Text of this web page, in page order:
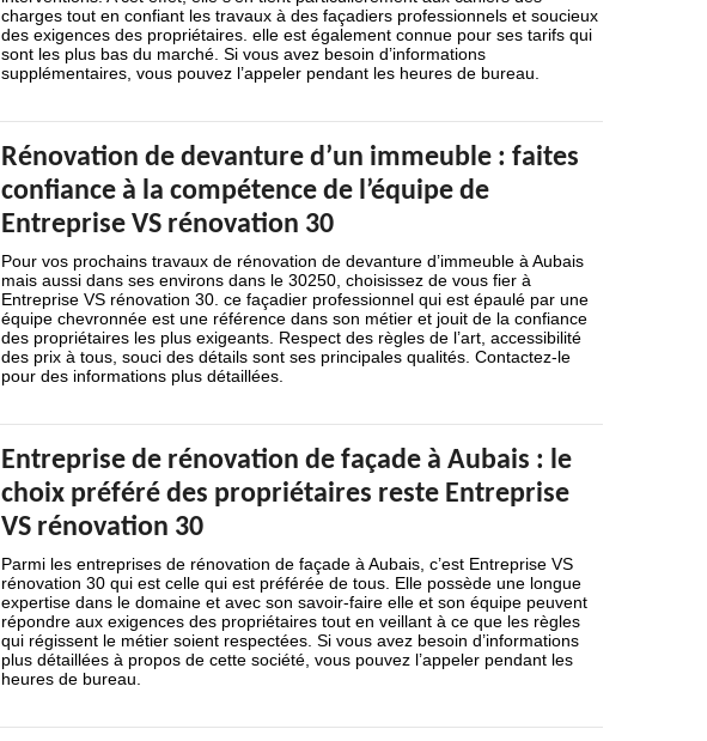
charges tout en confiant les travaux à des façadiers professionnels et soucieux
des exigences des propriétaires. elle est également connue pour ses tarifs qui
sont les plus bas du marché. Si vous avez besoin d’informations
supplémentaires, vous pouvez l’appeler pendant les heures de bureau.
Rénovation de devanture d’un immeuble : faites
confiance à la compétence de l’équipe de
Entreprise VS rénovation 30
Pour vos prochains travaux de rénovation de devanture d’immeuble à Aubais
mais aussi dans ses environs dans le 30250, choisissez de vous fier à
Entreprise VS rénovation 30. ce façadier professionnel qui est épaulé par une
équipe chevronnée est une référence dans son métier et jouit de la confiance
des propriétaires les plus exigeants. Respect des règles de l’art, accessibilité
des prix à tous, souci des détails sont ses principales qualités. Contactez-le
pour des informations plus détaillées.
Entreprise de rénovation de façade à Aubais : le
choix préféré des propriétaires reste Entreprise
VS rénovation 30
Parmi les entreprises de rénovation de façade à Aubais, c’est Entreprise VS
rénovation 30 qui est celle qui est préférée de tous. Elle possède une longue
expertise dans le domaine et avec son savoir-faire elle et son équipe peuvent
répondre aux exigences des propriétaires tout en veillant à ce que les règles
qui régissent le métier soient respectées. Si vous avez besoin d’informations
plus détaillées à propos de cette société, vous pouvez l’appeler pendant les
heures de bureau.